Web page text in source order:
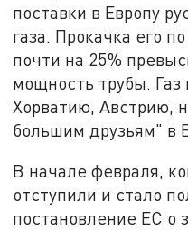
поставки в Европу
газа. Прокачка его
почти на 25%
мощность трубы.
Хорватию, Австрию,
большим друзьям" в
В начале февраля,
отступили и стало
постановление ЕС о